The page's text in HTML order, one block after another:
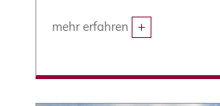
mehr erfahren